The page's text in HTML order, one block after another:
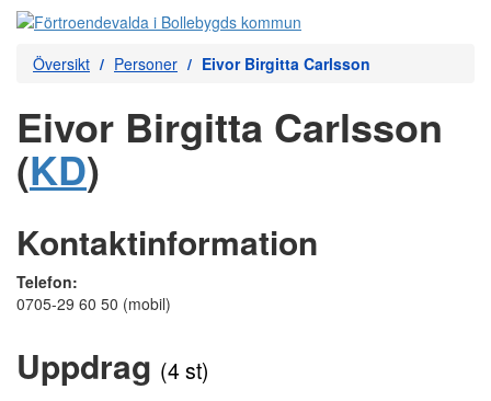
Översikt Personer Eivor Birgitta Carlsson
Eivor Birgitta Carlsson
(KD)
Kontaktinformation
Telefon:
0705-29 60 50 (mobil)
Uppdrag (4 st)